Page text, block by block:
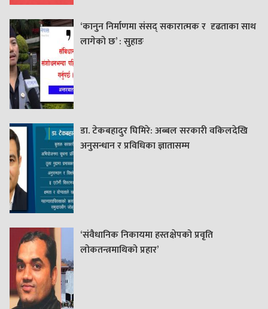
‘कानुन निर्माणमा संसद् सकारात्मक र दृढताका साथ
लागेको छ’ : सुहाङ
डा. टेकबहादुर घिमिरे: अब्बल सरकारी वकिलदेखि
अनुसन्धान र प्रविधिका ज्ञातासम्म
‘संवैधानिक निकायमा हस्तक्षेपको प्रवृति
लोकतन्त्रमाथिको प्रहार’